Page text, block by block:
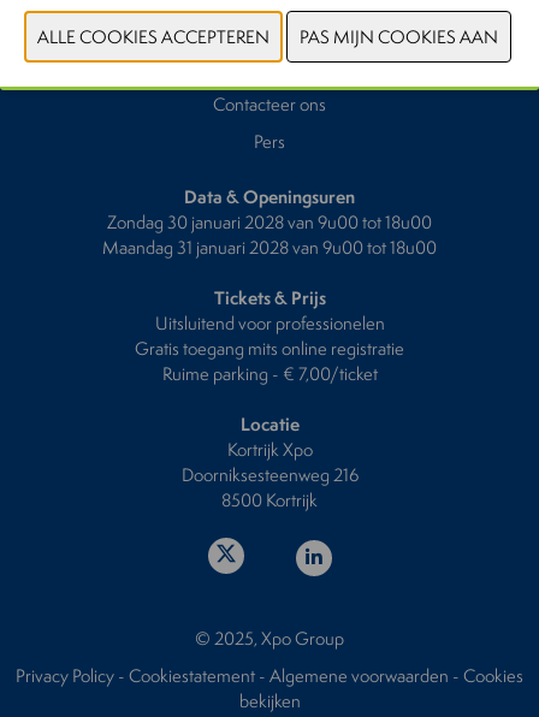
Exposanten
Praktische informatie
Contacteer ons
Pers
Data & Openingsuren
Zondag 30 januari 2028 van 9u00 tot 18u00
Maandag 31 januari 2028 van 9u00 tot 18u00
Tickets & Prijs
Uitsluitend voor professionelen
Gratis toegang mits online registratie
Ruime parking - € 7,00/ticket
Locatie
Kortrijk Xpo
Doorniksesteenweg 216
8500 Kortrijk
© 2025, Xpo Group
Privacy Policy-Cookiestatement-Algemene voorwaarden -Cookies
bekijken